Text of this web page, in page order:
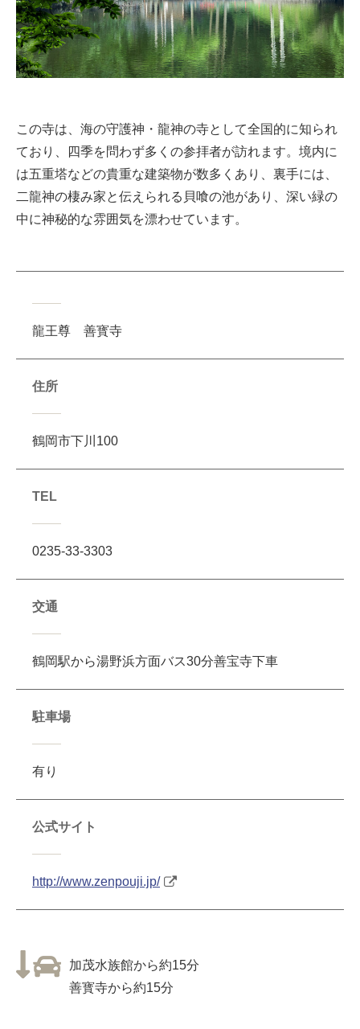
この寺は、海の守護神・龍神の寺として全国的に知られ
ており、四季を問わず多くの参拝者が訪れます。境内に
は五重塔などの貴重な建築物が数多くあり、裏手には、
二龍神の棲み家と伝えられる貝喰の池があり、深い緑の
中に神秘的な雰囲気を漂わせています。
龍王尊 善寳寺
住所
鶴岡市下川100
TEL
0235-33-3303
交通
鶴岡駅から湯野浜方面バス30分善宝寺下車
駐車場
有り
公式サイト
http://www.zenpouji.jp/
加茂水族館から約15分
善寳寺から約15分